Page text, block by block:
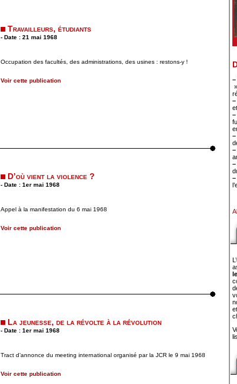
Travailleurs, étudiants
- Date : 21 mai 1968
Occupation des facultés, des administrations, des usines : restons-y !
Voir cette publication
D’où vient la violence ?
- Date : 1er mai 1968
Appel à la manifestation du 6 mai 1968
Voir cette publication
La jeunesse, de la révolte à la révolution
- Date : 1er mai 1968
Tract d’annonce du meeting international organisé par la JCR le 9 mai 1968
Voir cette publication
–
–
–
–
–
–
–